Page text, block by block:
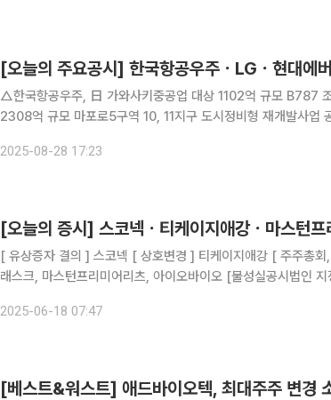
[오늘의 주요공시] 한국항공우주ㆍLGㆍ현대에
△한국항공우주, 日 가와사키중공업 대상 1102억 규모 B787
2308억 규모 마포로5구역 10, 11지구 도시정비형 재개발사
급식 사업부 고메드갤러리아에 매각…대금 1200억 △
2025-08-28 17:23
[오늘의 증시] 스코넥ㆍ티케이지애강ㆍ마스턴프
[ 유상증자 결의 ] 스코넥 [ 상호변경 ] 티케이지애강 [ 주주총회, 주총소집에 관한 이사회결의 ] 플
래스크, 마스턴프리미어리츠, 아이오바이오 [불
2025-06-18 07:47
[베스트&워스트] 애드바이오텍, 최대주주 변